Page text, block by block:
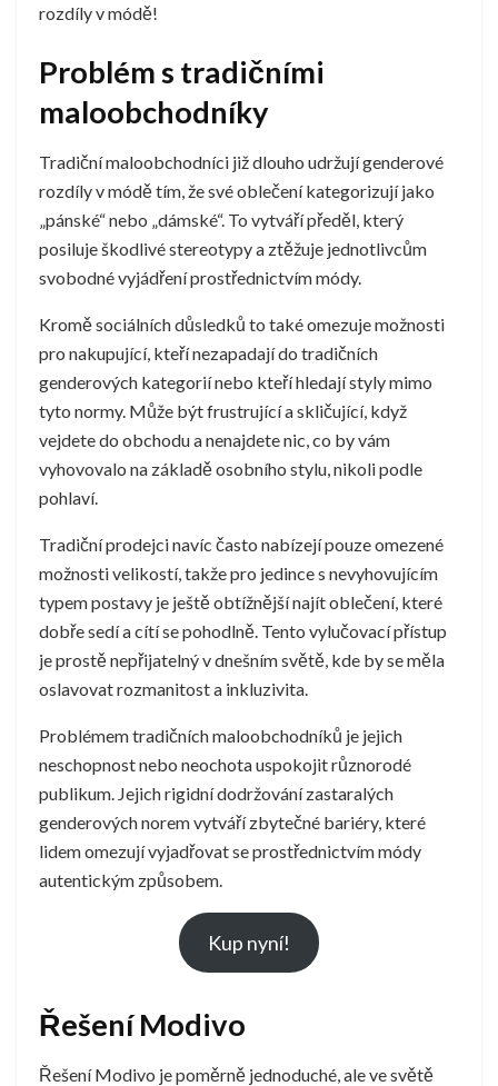
rozdíly v módě!
Problém s tradičními
maloobchodníky
Tradiční maloobchodníci již dlouho udržují genderové
rozdíly v módě tím, že své oblečení kategorizují jako
„pánské“ nebo „dámské“. To vytváří předěl, který
posiluje škodlivé stereotypy a ztěžuje jednotlivcům
svobodné vyjádření prostřednictvím módy.
Kromě sociálních důsledků to také omezuje možnosti
pro nakupující, kteří nezapadají do tradičních
genderových kategorií nebo kteří hledají styly mimo
tyto normy. Může být frustrující a skličující, když
vejdete do obchodu a nenajdete nic, co by vám
vyhovovalo na základě osobního stylu, nikoli podle
pohlaví.
Tradiční prodejci navíc často nabízejí pouze omezené
možnosti velikostí, takže pro jedince s nevyhovujícím
typem postavy je ještě obtížnější najít oblečení, které
dobře sedí a cítí se pohodlně. Tento vylučovací přístup
je prostě nepřijatelný v dnešním světě, kde by se měla
oslavovat rozmanitost a inkluzivita.
Problémem tradičních maloobchodníků je jejich
neschopnost nebo neochota uspokojit různorodé
publikum. Jejich rigidní dodržování zastaralých
genderových norem vytváří zbytečné bariéry, které
lidem omezují vyjadřovat se prostřednictvím módy
autentickým způsobem.
Kup nyní!
Řešení Modivo
Řešení Modivo je poměrně jednoduché, ale ve světě